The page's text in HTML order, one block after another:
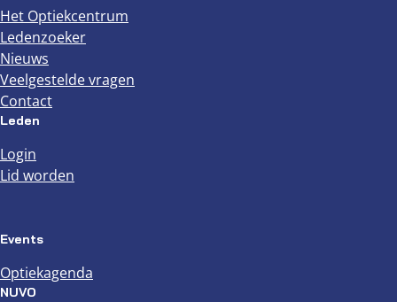
Het Optiekcentrum
Ledenzoeker
Nieuws
Veelgestelde vragen
Contact
Leden
Login
Lid worden
Events
Optiekagenda
NUVO